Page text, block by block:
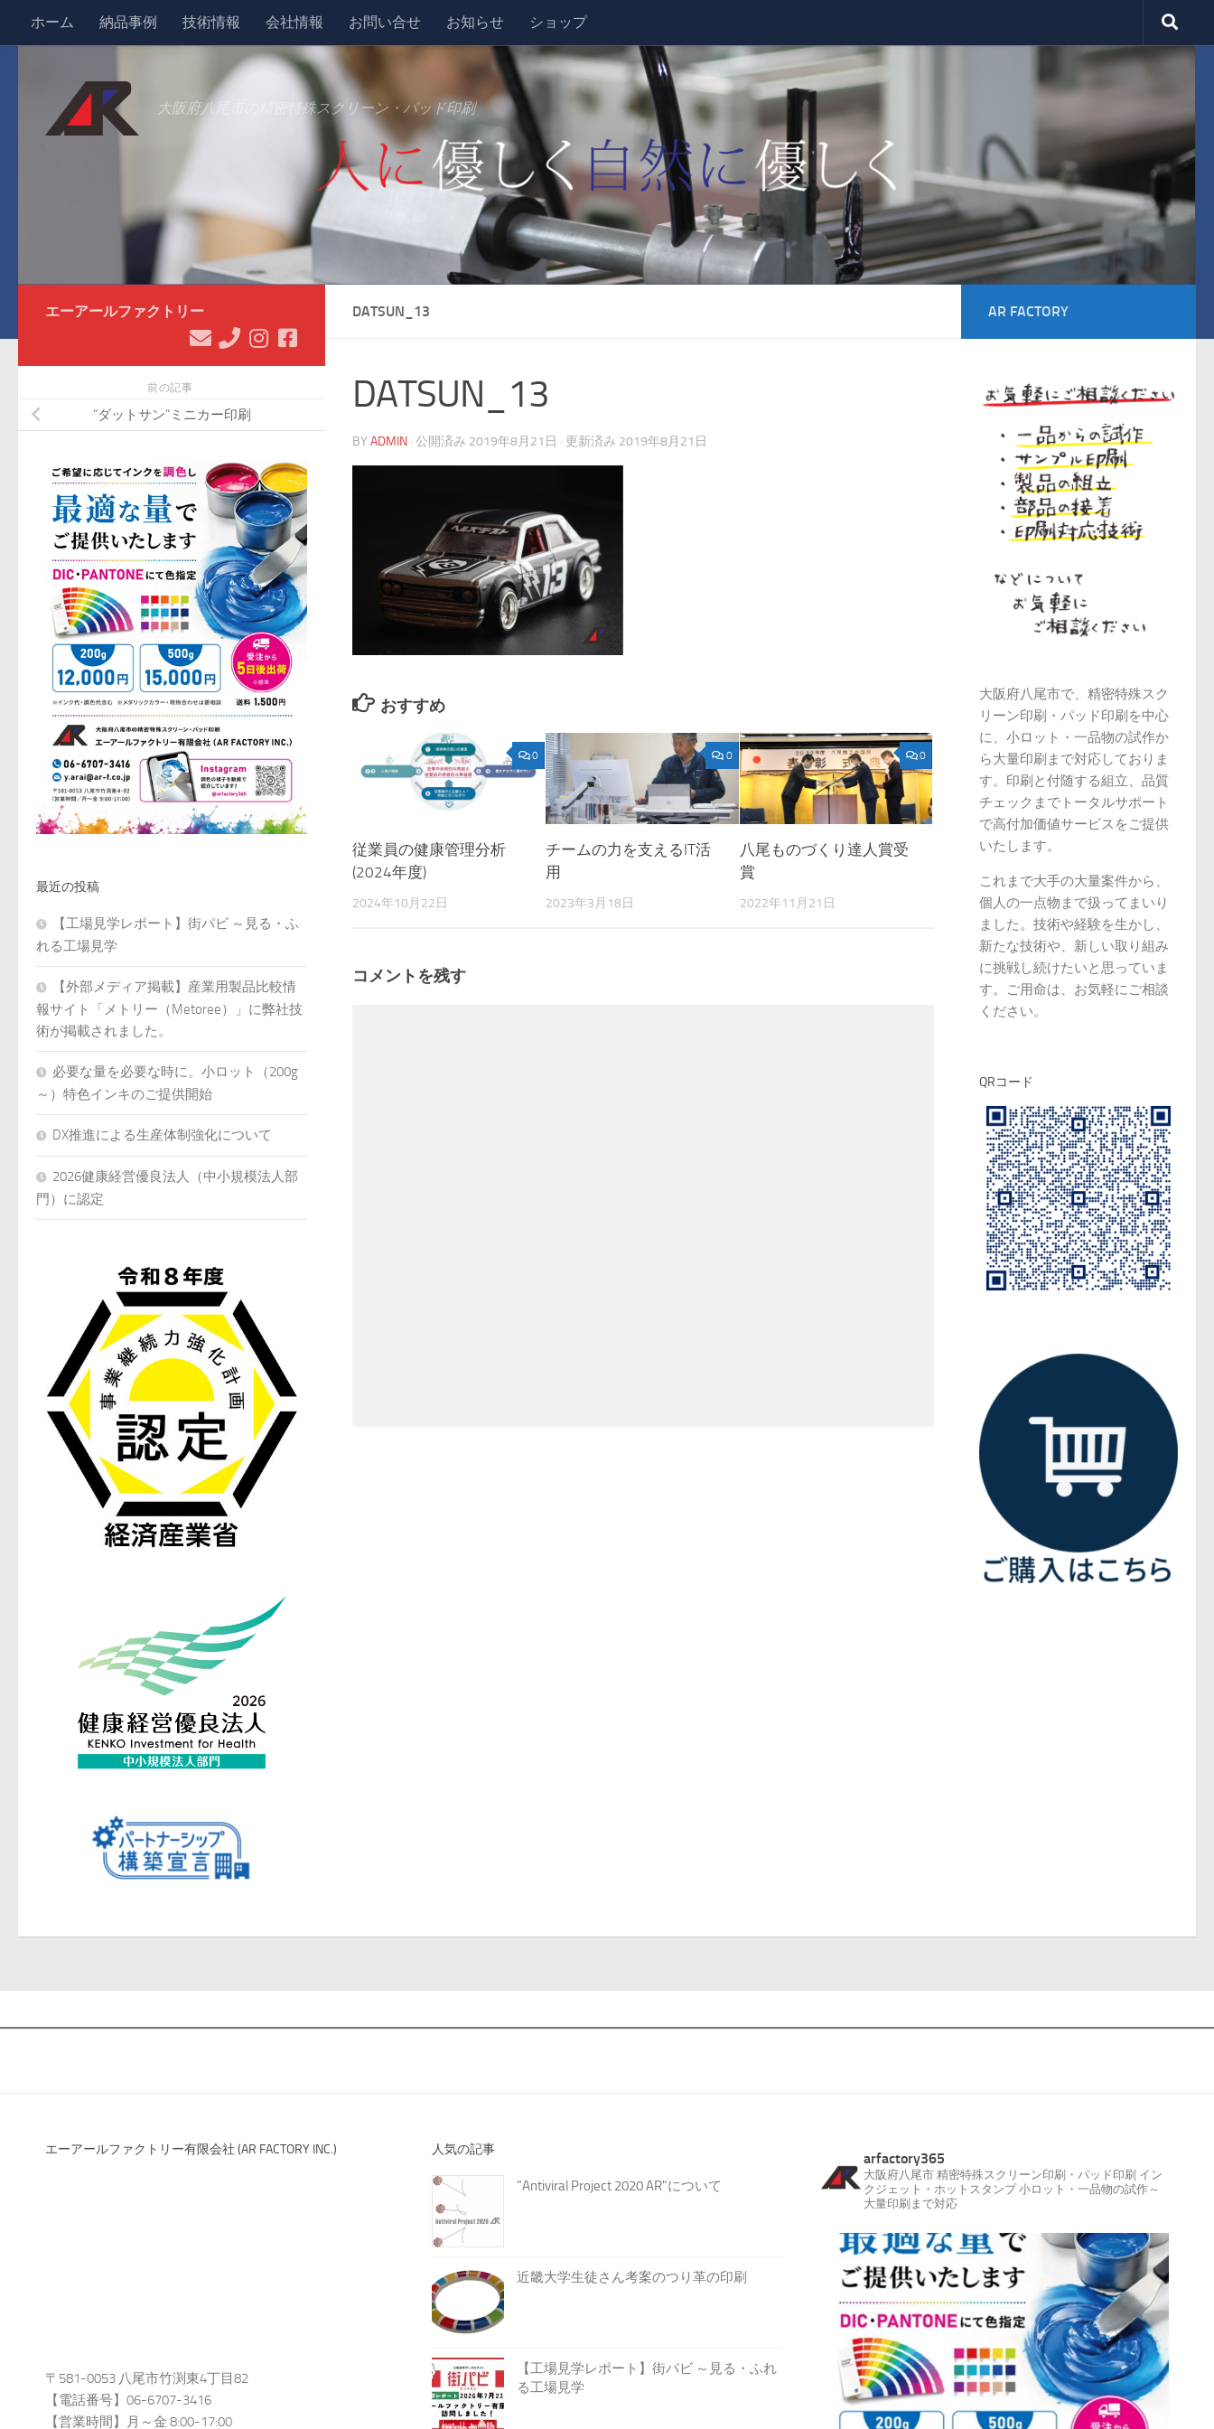
コンテンツへスキップ
ホーム 納品事例 技術情報 会社情報 お問い合せ お知らせ ショップ
大阪府八尾市の精密特殊スクリーン・パッド印刷
DATSUN_13
DATSUN_13
BY ADMIN · 公開済み 2019年8月21日 · 更新済み 2019年8月21日
おすすめ
0
従業員の健康管理分析
(2024年度)
2024年10月22日
0
チームの力を支えるIT活
用
2023年3月18日
0
八尾ものづくり達人賞受
賞
2022年11月21日
コメントを残す
エーアールファクトリー
前の記事
“ダットサン”ミニカー印刷
最近の投稿
【工場見学レポート】街パビ ～見る・ふ
れる工場見学
【外部メディア掲載】産業用製品比較情
報サイト「メトリー（Metoree）」に弊社技
術が掲載されました。
必要な量を必要な時に。小ロット（200g
～）特色インキのご提供開始
DX推進による生産体制強化について
2026健康経営優良法人（中小規模法人部
門）に認定
AR FACTORY
大阪府八尾市で、精密特殊スク
リーン印刷・パッド印刷を中心
に、小ロット・一品物の試作か
ら大量印刷まで対応しておりま
す。印刷と付随する組立、品質
チェックまでトータルサポート
で高付加価値サービスをご提供
いたします。
これまで大手の大量案件から、
個人の一点物まで扱ってまいり
ました。技術や経験を生かし、
新たな技術や、新しい取り組み
に挑戦し続けたいと思っていま
す。ご用命は、お気軽にご相談
ください。
QRコード
エーアールファクトリー有限会社 (AR FACTORY INC.)
〒581-0053 八尾市竹渕東4丁目82
【電話番号】06-6707-3416
【営業時間】月～金 8:00-17:00
人気の記事
"Antiviral Project 2020 AR"について
近畿大学生徒さん考案のつり革の印刷
【工場見学レポート】街パビ ～見る・ふれ
る工場見学
arfactory365
大阪府八尾市精密特殊スクリーン印刷・パッド印刷 イン
クジェット・ホットスタンプ小ロット・一品物の試作～
大量印刷まで対応